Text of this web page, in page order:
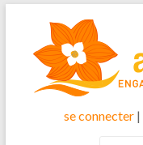
se connecter |